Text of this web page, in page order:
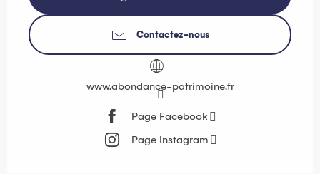
Contactez-nous
www.abondance-patrimoine.fr
Page Facebook
Page Instagram